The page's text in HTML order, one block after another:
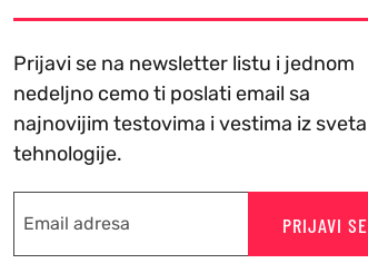
Prijavi se na newsletter listu i jednom
nedeljno cemo ti poslati email sa
najnovijim testovima i vestima iz sveta
tehnologije.
PRIJAVI SE